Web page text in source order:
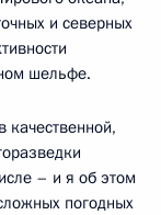
и северных
шельфе.
– и я об этом
погодных